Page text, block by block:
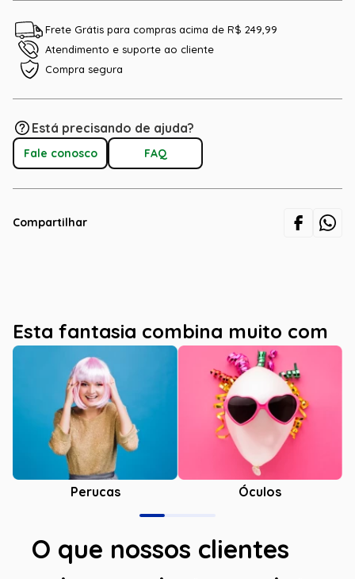
Frete Grátis para compras acima de R$ 249,99
Atendimento e suporte ao cliente
Compra segura
Está precisando de ajuda?
Fale conosco FAQ
Compartilhar
Esta fantasia combina muito com
Perucas Óculos
O que nossos clientes